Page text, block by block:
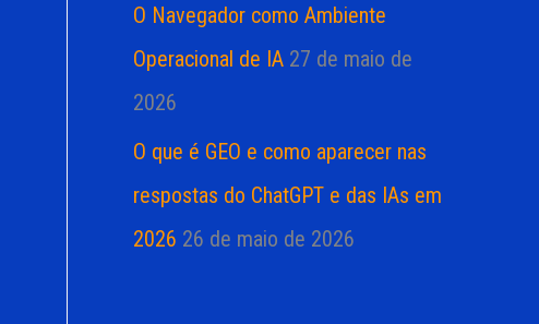
O Navegador como Ambiente
Operacional de IA 27 de maio de
2026
O que é GEO e como aparecer nas
respostas do ChatGPT e das IAs em
2026 26 de maio de 2026